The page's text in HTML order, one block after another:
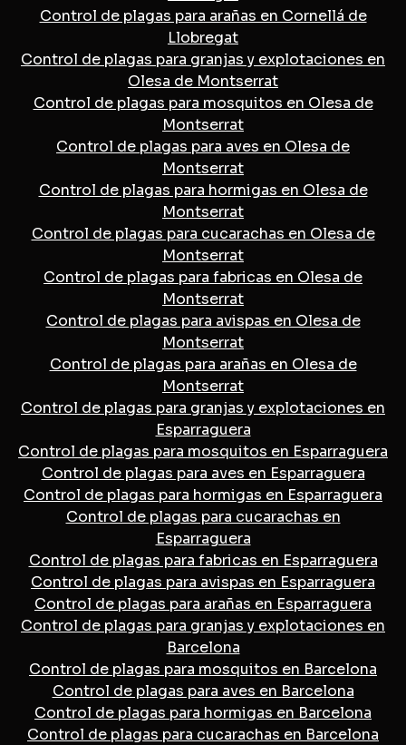
Control de plagas para arañas en Cornellá de
Llobregat
Control de plagas para granjas y explotaciones en
Olesa de Montserrat
Control de plagas para mosquitos en Olesa de
Montserrat
Control de plagas para aves en Olesa de
Montserrat
Control de plagas para hormigas en Olesa de
Montserrat
Control de plagas para cucarachas en Olesa de
Montserrat
Control de plagas para fabricas en Olesa de
Montserrat
Control de plagas para avispas en Olesa de
Montserrat
Control de plagas para arañas en Olesa de
Montserrat
Control de plagas para granjas y explotaciones en
Esparraguera
Control de plagas para mosquitos en Esparraguera
Control de plagas para aves en Esparraguera
Control de plagas para hormigas en Esparraguera
Control de plagas para cucarachas en
Esparraguera
Control de plagas para fabricas en Esparraguera
Control de plagas para avispas en Esparraguera
Control de plagas para arañas en Esparraguera
Control de plagas para granjas y explotaciones en
Barcelona
Control de plagas para mosquitos en Barcelona
Control de plagas para aves en Barcelona
Control de plagas para hormigas en Barcelona
Control de plagas para cucarachas en Barcelona